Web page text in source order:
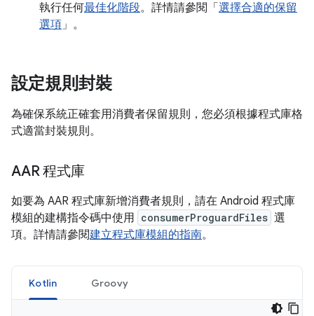
執行任何最佳化階段。詳情請參閱「 選擇合適的保留
選項」。
設定規則封裝
為確保系統正確套用消費者保留規則，您必須根據程式庫格
式適當封裝規則。
AAR 程式庫
如要為 AAR 程式庫新增消費者規則，請在 Android 程式庫
模組的建構指令碼中使用 consumerProguardFiles 選
項。詳情請參閱建立程式庫模組的指南。
Kotlin Groovy